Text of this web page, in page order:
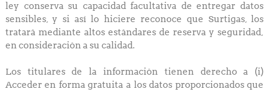
ley conserva su capacidad facultativa de entregar datos
sensibles, y si así lo hiciere reconoce que Surtigas, los
tratará mediante altos estándares de reserva y seguridad,
en consideración a su calidad.
Los titulares de la información tienen derecho a (i)
Acceder en forma gratuita a los datos proporcionados que